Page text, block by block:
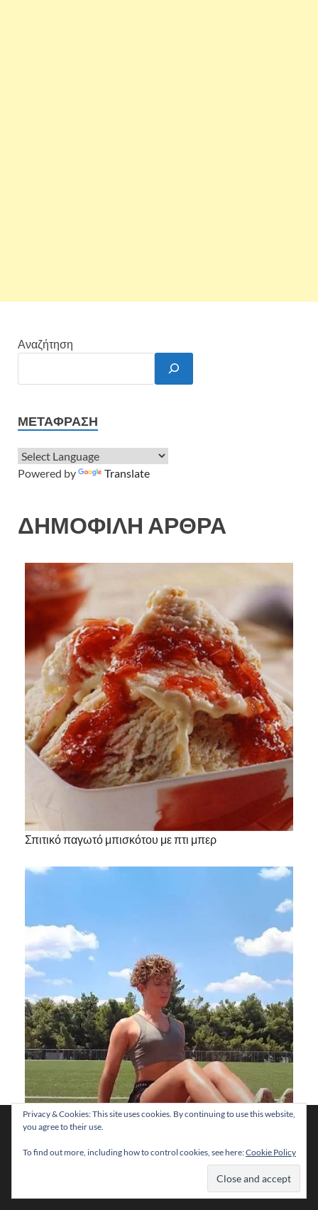
Αναζήτηση
ΜΕΤΆΦΡΑΣΗ
Powered by Translate
ΔΗΜΟΦΙΛΗ ΑΡΘΡΑ
Σπιτικό παγωτό μπισκότου με πτι μπερ
Απώλεια βάρους: Πέντε top tips για να μην αποτύχει η
Χρησιμοποιούμε cookies για να σας προσφέρουμε τη
βέλτιστη εμπειρία πλοήγησης στον ιστότοπό μας.
Μπορείτε να μάθετε ποια cookies χρησιμοποιούμε ή να τα
απενεργοποιήσετε στιςρυθμίσεις
Privacy & Cookies: This site uses cookies. By continuing to use this website,
you agree to their use.
To find out more, including how to control cookies, see here:Cookie Policy